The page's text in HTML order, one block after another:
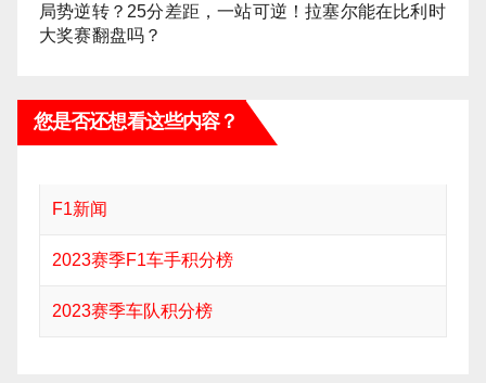
局势逆转？25分差距，一站可逆！拉塞尔能在比利时
大奖赛翻盘吗？
您是否还想看这些内容？
F1新闻
2023赛季F1车手积分榜
2023赛季车队积分榜